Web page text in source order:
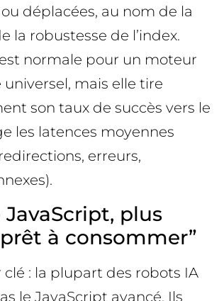
déplacées, au nom de la
la robustesse de l’index.
normale pour un moteur
mais elle tire
son taux de succès vers le
les latences moyennes
erreurs,
plus
à consommer”
: la plupart des robots IA
le JavaScript avancé. Ils